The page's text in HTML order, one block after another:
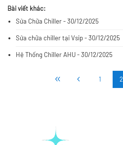
Bài viết khác:
Sửa Chữa Chiller - 30/12/2025
Sửa chữa chiller tại Vsip - 30/12/2025
Hệ Thống Chiller AHU - 30/12/2025
1 2